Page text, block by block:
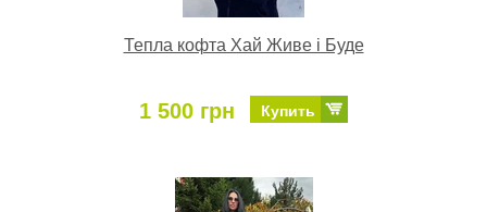
Тепла кофта Хай Живе і Буде
1 500 грн Купить